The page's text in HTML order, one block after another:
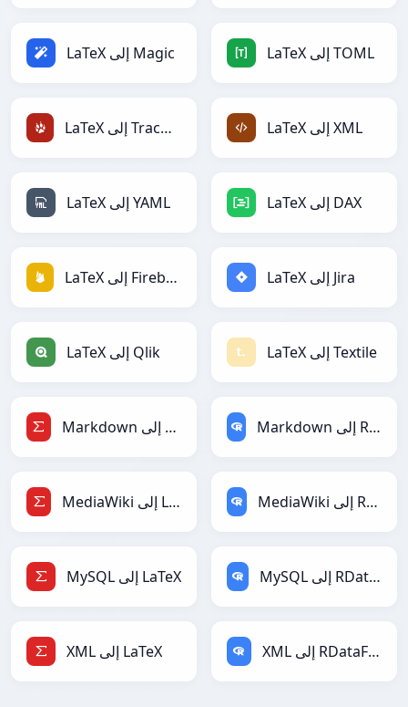
LaTeX إلى Magic LaTeX إلى TOML
LaTeX إلى TracWiki LaTeX إلى XML
LaTeX إلى YAML LaTeX إلى DAX
LaTeX إلى Firebase LaTeX إلى Jira
LaTeX إلى Qlik LaTeX إلى Textile
Markdown إلى LaTeX Markdown إلى RDataFrame
MediaWiki إلى LaTeX MediaWiki إلى RDataFrame
MySQL إلى LaTeX MySQL إلى RDataFrame
XML إلى LaTeX XML إلى RDataFrame